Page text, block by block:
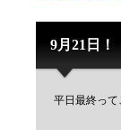
9月21日！
平日最終っ